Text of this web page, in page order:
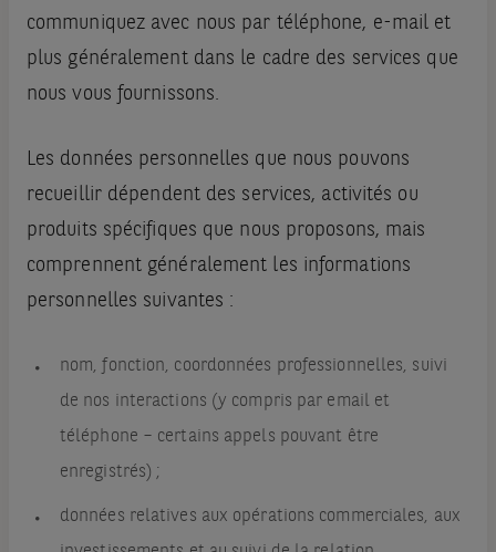
communiquez avec nous par téléphone, e-mail et
plus généralement dans le cadre des services que
nous vous fournissons.
Les données personnelles que nous pouvons
recueillir dépendent des services, activités ou
produits spécifiques que nous proposons, mais
comprennent généralement les informations
personnelles suivantes :
nom, fonction, coordonnées professionnelles, suivi
de nos interactions (y compris par email et
téléphone – certains appels pouvant être
enregistrés) ;
données relatives aux opérations commerciales, aux